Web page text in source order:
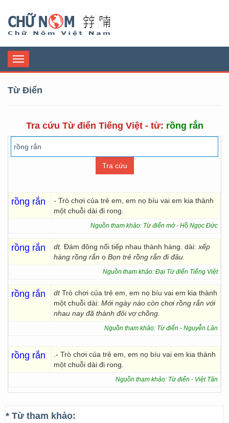
Toggle
navigation
Từ Điển
Tra cứu Từ điển Tiếng Việt - từ: rồng rắn
rồng rắn
- Trò chơi của trẻ em, em nọ bíu vai em kia thành
một chuỗi dài đi rong.
Nguồn tham khảo: Từ điển mở - Hồ Ngọc Đức
rồng rắn dt. Đám đông nối tiếp nhau thành hàng. dài: xếp
hàng rồng rắn o Bọn trẻ rồng rắn đi đâu.
Nguồn tham khảo: Đại Từ điển Tiếng Việt
rồng rắn dtTrò chơi của trẻ em, em nọ bíu vai em kia thành
một chuỗi dài: Mới ngày nào còn chơi rồng rắn với
nhau nay đã thành đôi vợ chồng.
Nguồn tham khảo: Từ điển - Nguyễn Lân
rồng rắn
.- Trò chơi của trẻ em, em nọ bíu vai em kia thành
một chuỗi dài đi rong.
Nguồn tham khảo: Từ điển - Việt Tân
* Từ tham khảo: